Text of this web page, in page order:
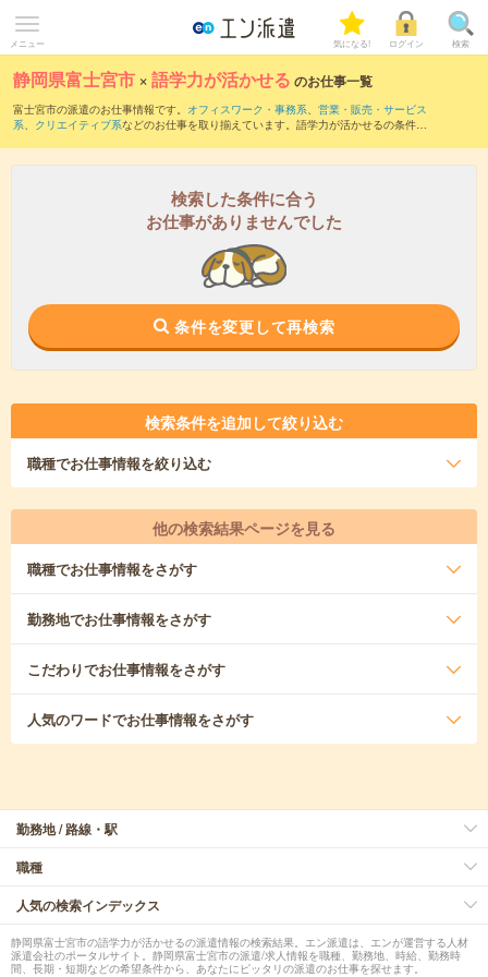
メニュー 気になる! ログイン 検索
静岡県富士宮市 ×語学力が活かせる のお仕事一覧
富士宮市の派遣のお仕事情報です。 オフィスワーク・事務系、 営業・販売・サービス
系、 クリエイティブ系などのお仕事を取り揃えています。語学力が活かせるの条件の
検索した条件に合う
お仕事がありませんでした
条件を変更して再検索
検索条件を追加して絞り込む
職種でお仕事情報を絞り込む
他の検索結果ページを見る
職種でお仕事情報をさがす
勤務地でお仕事情報をさがす
こだわりでお仕事情報をさがす
人気のワードでお仕事情報をさがす
勤務地 / 路線・駅
職種
人気の検索インデックス
静岡県富士宮市の語学力が活かせるの派遣情報の検索結果。エン派遣は、エンが運営する人材
派遣会社のポータルサイト。静岡県富士宮市の派遣/求人情報を職種、勤務地、時給、勤務時
間、長期・短期などの希望条件から、あなたにピッタリの派遣のお仕事を探せます。